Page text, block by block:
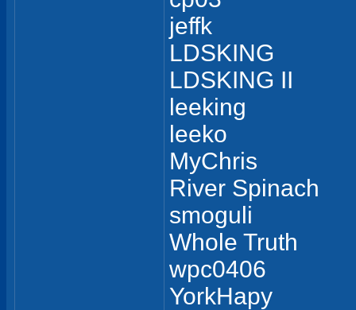
jeffk
LDSKING
LDSKING II
leeking
leeko
MyChris
River Spinach
smoguli
Whole Truth
wpc0406
YorkHapy